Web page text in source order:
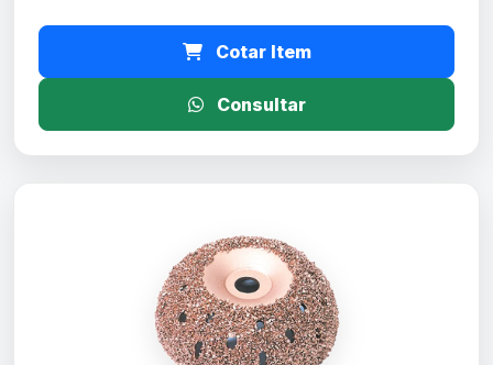
Cotar Item
Consultar